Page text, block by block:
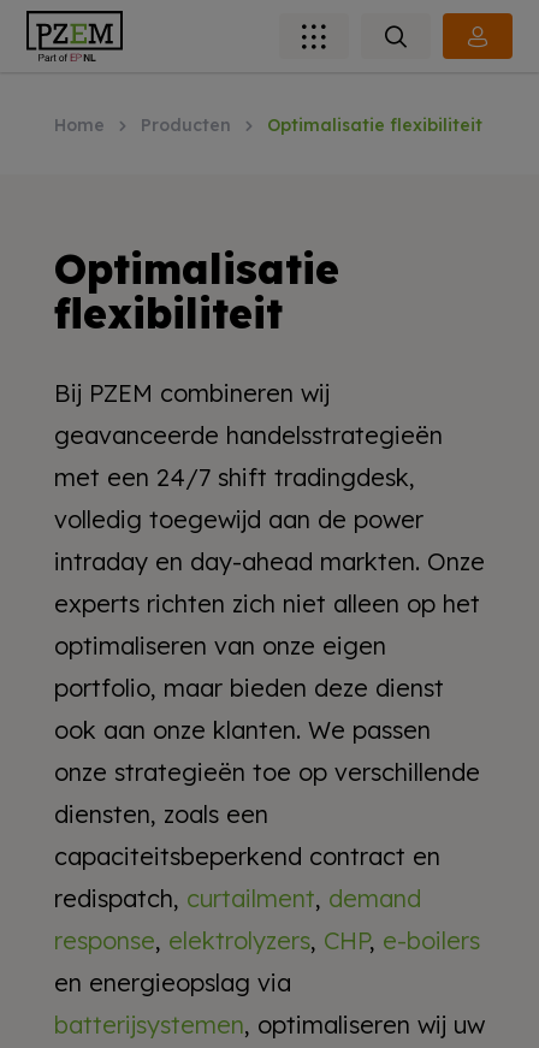
Home Producten Optimalisatie flexibiliteit
Optimalisatie
flexibiliteit
Bij PZEM combineren wij
geavanceerde handelsstrategieën
met een 24/7 shift tradingdesk,
volledig toegewijd aan de power
intraday en day-ahead markten. Onze
experts richten zich niet alleen op het
optimaliseren van onze eigen
portfolio, maar bieden deze dienst
ook aan onze klanten. We passen
onze strategieën toe op verschillende
diensten, zoals een
capaciteitsbeperkend contract en
redispatch, curtailment, demand
response, elektrolyzers, CHP, e-boilers
en energieopslag via
batterijsystemen, optimaliseren wij uw